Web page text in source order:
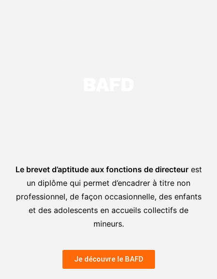
Le brevet d’aptitude aux fonctions de directeurest
un diplôme qui permet d’encadrer à titre non
professionnel, de façon occasionnelle, des enfants
et des adolescents en accueils collectifs de
mineurs.
Je découvre le BAFD